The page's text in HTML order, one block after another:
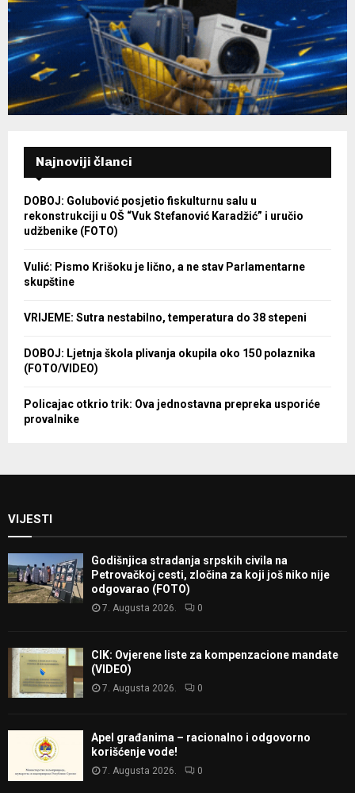
Najnoviji članci
DOBOJ: Golubović posjetio fiskulturnu salu u
rekonstrukciji u OŠ “Vuk Stefanović Karadžić” i uručio
udžbenike (FOTO)
Vulić: Pismo Krišoku je lično, a ne stav Parlamentarne
skupštine
VRIJEME: Sutra nestabilno, temperatura do 38 stepeni
DOBOJ: Ljetnja škola plivanja okupila oko 150 polaznika
(FOTO/VIDEO)
Policajac otkrio trik: Ova jednostavna prepreka usporiće
provalnike
VIJESTI
Godišnjica stradanja srpskih civila na
Petrovačkoj cesti, zločina za koji još niko nije
odgovarao (FOTO)
7. Augusta 2026. 0
CIK: Ovjerene liste za kompenzacione mandate
(VIDEO)
7. Augusta 2026. 0
Apel građanima – racionalno i odgovorno
korišćenje vode!
7. Augusta 2026. 0